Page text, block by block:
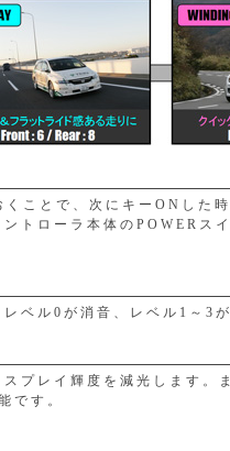
ことで、次にキーONした
トローラ本体のPOWERス
ベル0が消音、レベル1～3
プレイ輝度を減光します。
です。